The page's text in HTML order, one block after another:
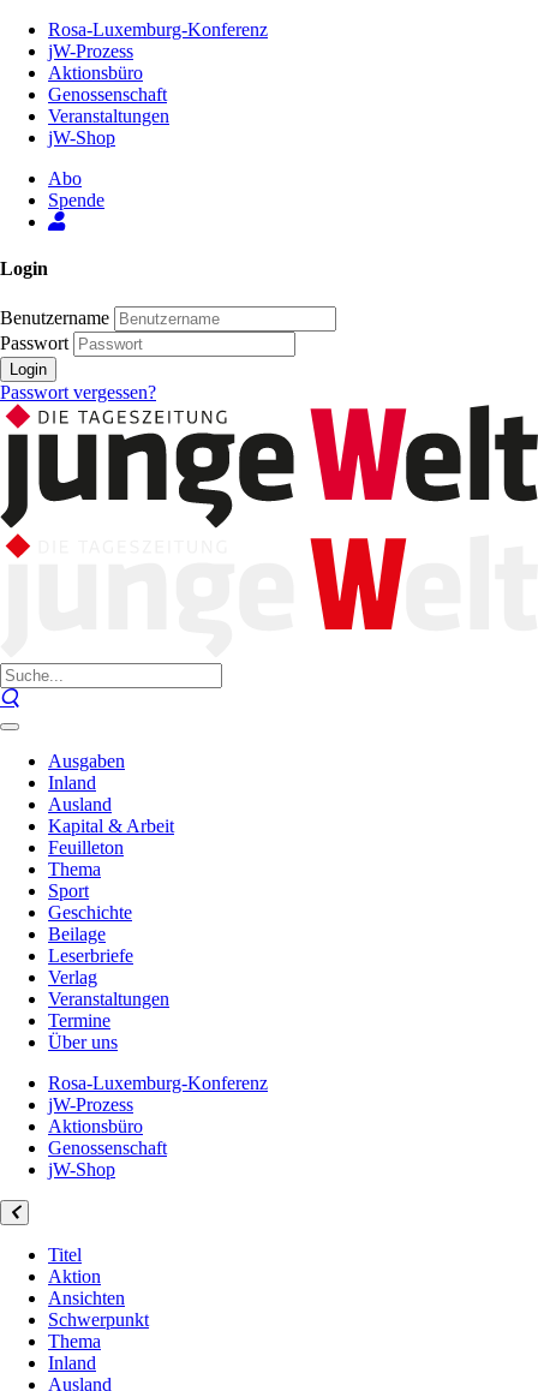
Inhalt
Seite
Rosa-Luxemburg-Konferenz
jW-Prozess
Aktionsbüro
Genossenschaft
Veranstaltungen
jW-Shop
Abo
Spende
Login
Benutzername
Passwort
Login
Passwort vergessen?
Ausgaben
Inland
Ausland
Kapital & Arbeit
Feuilleton
Thema
Sport
Geschichte
Beilage
Leserbriefe
Verlag
Veranstaltungen
Termine
Über uns
Rosa-Luxemburg-Konferenz
jW-Prozess
Aktionsbüro
Genossenschaft
jW-Shop
Titel
Aktion
Ansichten
Schwerpunkt
Thema
Inland
Ausland